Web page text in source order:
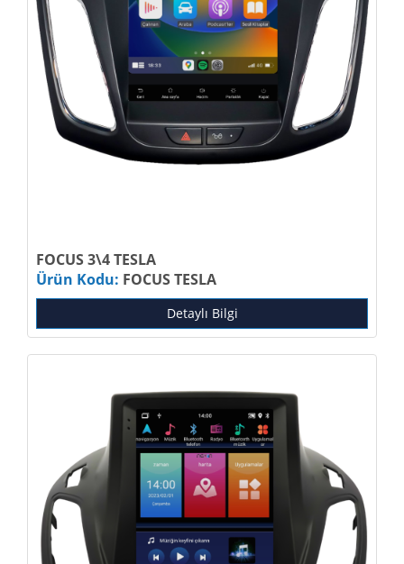
FOCUS 3\4 TESLA
Ürün Kodu: FOCUS TESLA
Detaylı Bilgi